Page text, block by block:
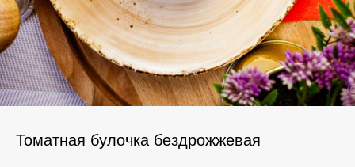
Томатная булочка бездрожжевая